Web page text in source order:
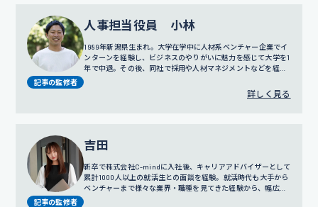
記事の監修者
人事担当役員 小林
1989年新潟県生まれ。大学在学中に人材系ベンチャー企業でイ
ンターンを経験し、ビジネスのやりがいに魅力を感じて大学を1
年で中退。その後、同社で採用や人材マネジメントなどを経験
ールセンター事業の責任者を務めたのち、2016年に人事部の立
ち上げ、2018年にはリクルートスーツの無料レンタルサービス
詳しく見る
記事の監修者
吉田
新卒で株式会社C-mindに入社後、キャリアアドバイザーとして
累計1000人以上の就活生との面談を経験。就活時代も大手から
ベンチャーまで様々な業界・職種を見てきた経験から、幅広い